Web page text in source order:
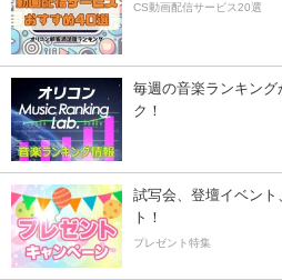
CS動画配信サービス20選
毎週の音楽ランキン
ク！
試写会、登壇イベン
ト！
プレゼント特集